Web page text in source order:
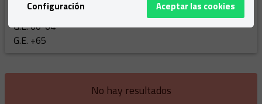
G.E. 55-59
G.E. 60-64
G.E. +65
No hay resultados
Configuración Aceptar las cookies